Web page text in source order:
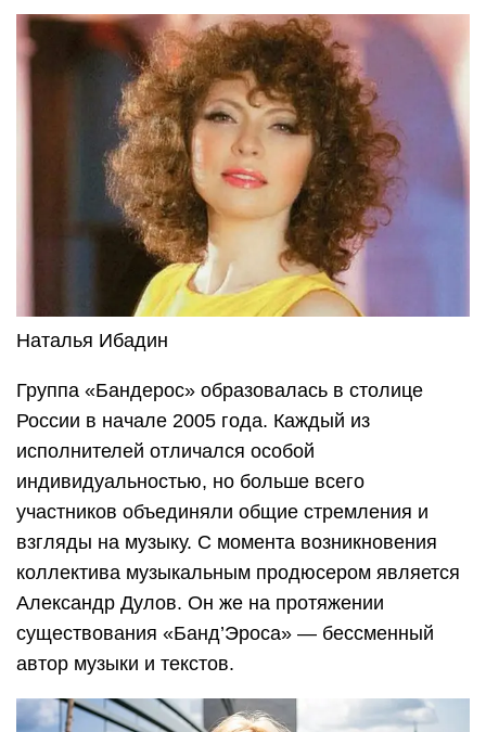
Наталья Ибадин
Группа «Бандерос» образовалась в столице
России в начале 2005 года. Каждый из
исполнителей отличался особой
индивидуальностью, но больше всего
участников объединяли общие стремления и
взгляды на музыку. С момента возникновения
коллектива музыкальным продюсером является
Александр Дулов. Он же на протяжении
существования «Банд’Эроса» — бессменный
автор музыки и текстов.